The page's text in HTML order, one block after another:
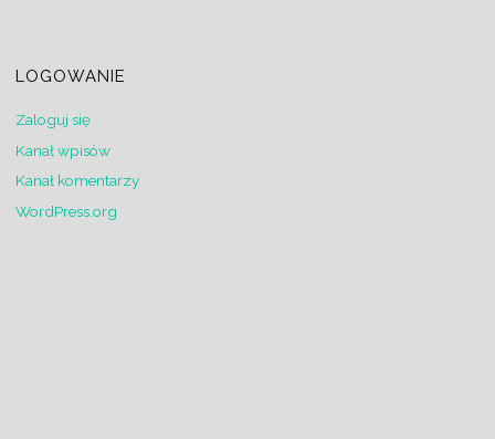
LOGOWANIE
Zaloguj się
Kanał wpisów
Kanał komentarzy
WordPress.org